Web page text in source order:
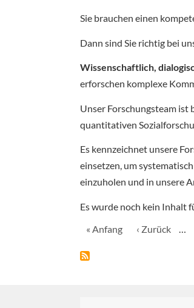
Sie brauchen einen
Dann sind Sie richtig bei
Wissenschaftlich,
erforschen komplexe
Unser Forschungsteam ist
quantitativen
Es kennzeichnet unsere
einsetzen, um
einzuholen und in unsere
Es wurde noch kein Inhalt
Erste
« Anfang
Vorherige
‹ Zurück …